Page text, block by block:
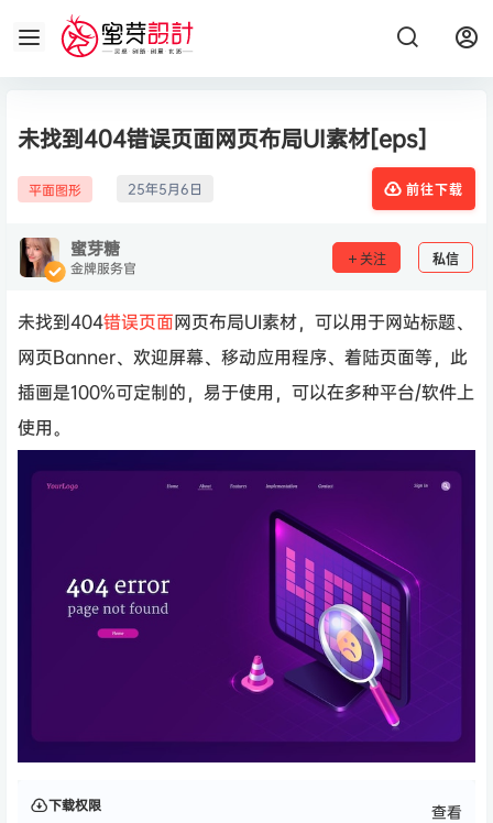
未找到404错误页面网页布局UI素材[eps]
平面图形 25年5月6日 前往下载
蜜芽糖
金牌服务官 关注 私信
未找到404错误页面网页布局UI素材，可以用于网站标题、
网页Banner、欢迎屏幕、移动应用程序、着陆页面等，此
插画是100%可定制的，易于使用，可以在多种平台/软件上
使用。
下载权限 查看